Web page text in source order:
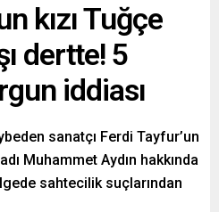
kızı Tuğçe
dertte! 5
iddiası
sanatçı Ferdi Tayfur’un
Muhammet Aydın hakkında
sahtecilik suçlarından